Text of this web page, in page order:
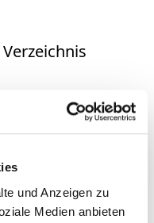
und Anzeigen zu
Medien anbieten
des
in Alsfeld